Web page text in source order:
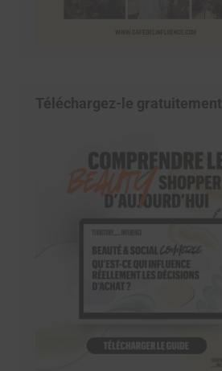
Téléchargez-le gratuitement